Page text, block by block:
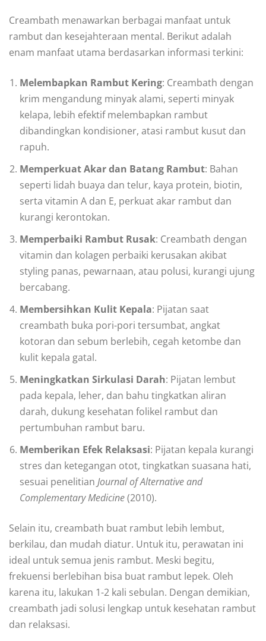
Creambath menawarkan berbagai manfaat untuk
rambut dan kesejahteraan mental. Berikut adalah
enam manfaat utama berdasarkan informasi terkini:
Melembapkan Rambut Kering: Creambath dengan
krim mengandung minyak alami, seperti minyak
kelapa, lebih efektif melembapkan rambut
dibandingkan kondisioner, atasi rambut kusut dan
rapuh.
Memperkuat Akar dan Batang Rambut: Bahan
seperti lidah buaya dan telur, kaya protein, biotin,
serta vitamin A dan E, perkuat akar rambut dan
kurangi kerontokan.
Memperbaiki Rambut Rusak: Creambath dengan
vitamin dan kolagen perbaiki kerusakan akibat
styling panas, pewarnaan, atau polusi, kurangi ujung
bercabang.
Membersihkan Kulit Kepala: Pijatan saat
creambath buka pori-pori tersumbat, angkat
kotoran dan sebum berlebih, cegah ketombe dan
kulit kepala gatal.
Meningkatkan Sirkulasi Darah: Pijatan lembut
pada kepala, leher, dan bahu tingkatkan aliran
darah, dukung kesehatan folikel rambut dan
pertumbuhan rambut baru.
Memberikan Efek Relaksasi: Pijatan kepala kurangi
stres dan ketegangan otot, tingkatkan suasana hati,
sesuai penelitian Journal of Alternative and
Complementary Medicine(2010).
Selain itu, creambath buat rambut lebih lembut,
berkilau, dan mudah diatur. Untuk itu, perawatan ini
ideal untuk semua jenis rambut. Meski begitu,
frekuensi berlebihan bisa buat rambut lepek. Oleh
karena itu, lakukan 1-2 kali sebulan. Dengan demikian,
creambath jadi solusi lengkap untuk kesehatan rambut
dan relaksasi.